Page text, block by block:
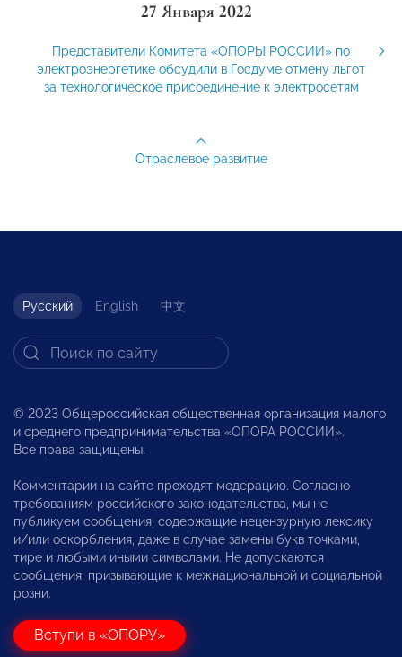
27 Января 2022
Представители Комитета «ОПОРЫ РОССИИ» по
электроэнергетике обсудили в Госдуме отмену льгот
за технологическое присоединение к электросетям
Отраслевое развитие
Русский English 中文
© 2023 Общероссийская общественная организация малого
и среднего предпринимательства «ОПОРА РОССИИ».
Все права защищены.
Комментарии на сайте проходят модерацию. Согласно
требованиям российского законодательства, мы не
публикуем сообщения, содержащие нецензурную лексику
и/или оскорбления, даже в случае замены букв точками,
тире и любыми иными символами. Не допускаются
сообщения, призывающие к межнациональной и социальной
розни.
Вступи в «ОПОРУ»